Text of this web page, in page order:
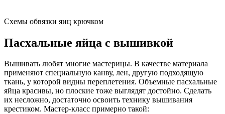
Схемы обвязки яиц крючком
Пасхальные яйца с вышивкой
Вышивать любят многие мастерицы. В качестве материала
применяют специальную канву, лен, другую подходящую
ткань, у которой видны переплетения. Объемные пасхальные
яйца красивы, но плоские тоже выглядят достойно. Сделать
их несложно, достаточно освоить технику вышивания
крестиком. Мастер-класс примерно такой: